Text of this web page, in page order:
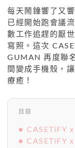
每天鬧鐘響了又
已經開始跑會議
數工作追趕的厭
寫照。這次
GUMAN 再度聯
間變成手機殼，
療癒！
目錄
● CASETiFY
● CASETiFY